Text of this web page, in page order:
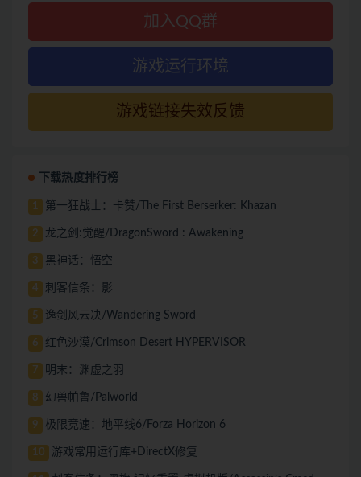
加入QQ群
游戏运行环境
游戏链接失效反馈
下载热度排行榜
1 第一狂战士：卡赞/The First Berserker: Khazan
2 龙之剑:觉醒/DragonSword : Awakening
3 黑神话：悟空
4 刺客信条：影
5 逸剑风云决/Wandering Sword
6 红色沙漠/Crimson Desert HYPERVISOR
7 明末：渊虚之羽
8 幻兽帕鲁/Palworld
9 极限竞速：地平线6/Forza Horizon 6
10 游戏常用运行库+DirectX修复